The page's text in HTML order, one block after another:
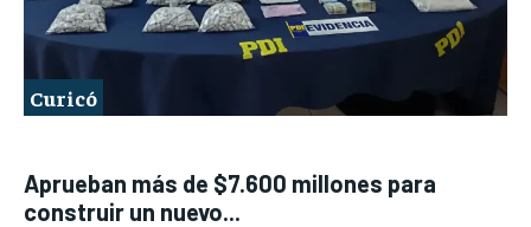
Curicó
Aprueban más de $7.600 millones para
construir un nuevo...